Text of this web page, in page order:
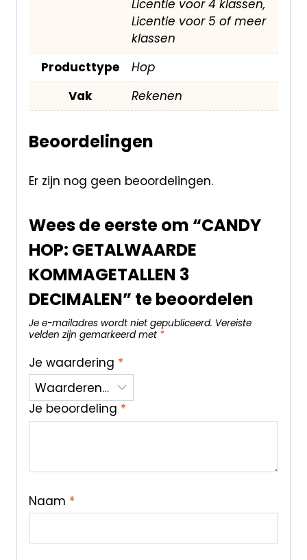
Licentie voor 4 klassen,
Licentie voor 5 of meer
klassen
Producttype
Hop
Vak
Rekenen
Beoordelingen
Er zijn nog geen beoordelingen.
Wees de eerste om “CANDY
HOP: GETALWAARDE
KOMMAGETALLEN 3
DECIMALEN” te beoordelen
Je e-mailadres wordt niet gepubliceerd. Vereiste
velden zijn gemarkeerd met *
Je waardering *
Je beoordeling *
Naam *